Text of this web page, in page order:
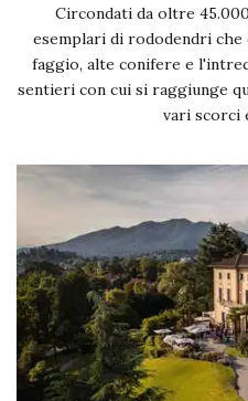
Circondati da oltre
esemplari di rododendri che
faggio, alte conifere e
sentieri con cui si raggiunge
vari scorci